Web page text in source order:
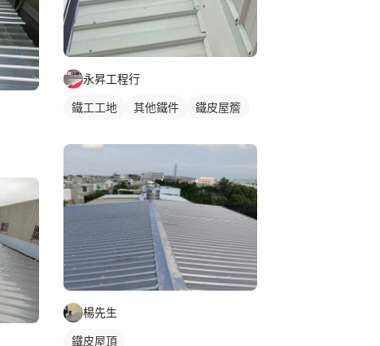
永昇工程行
鐵工工地 其他鐵件 鐵皮屋簷
楊先生
鐵皮屋頂